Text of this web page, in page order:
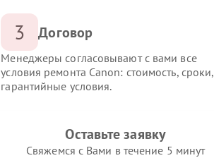
3 Договор
Менеджеры согласовывают с вами все
условия ремонта Canon: стоимость, сроки,
гарантийные условия.
Оставьте заявку
Свяжемся с Вами в течение 5 минут